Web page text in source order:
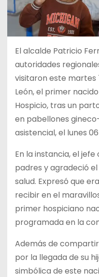
El alcalde Patricio
autoridades
visitaron este martes
León, el primer
Hospicio, tras un
en pabellones
asistencial, el lunes
En la instancia, el
padres y agradeció
salud. Expresó que
recibir en el
primer hospiciano
programada en la
Además de
por la llegada de su
simbólica de este